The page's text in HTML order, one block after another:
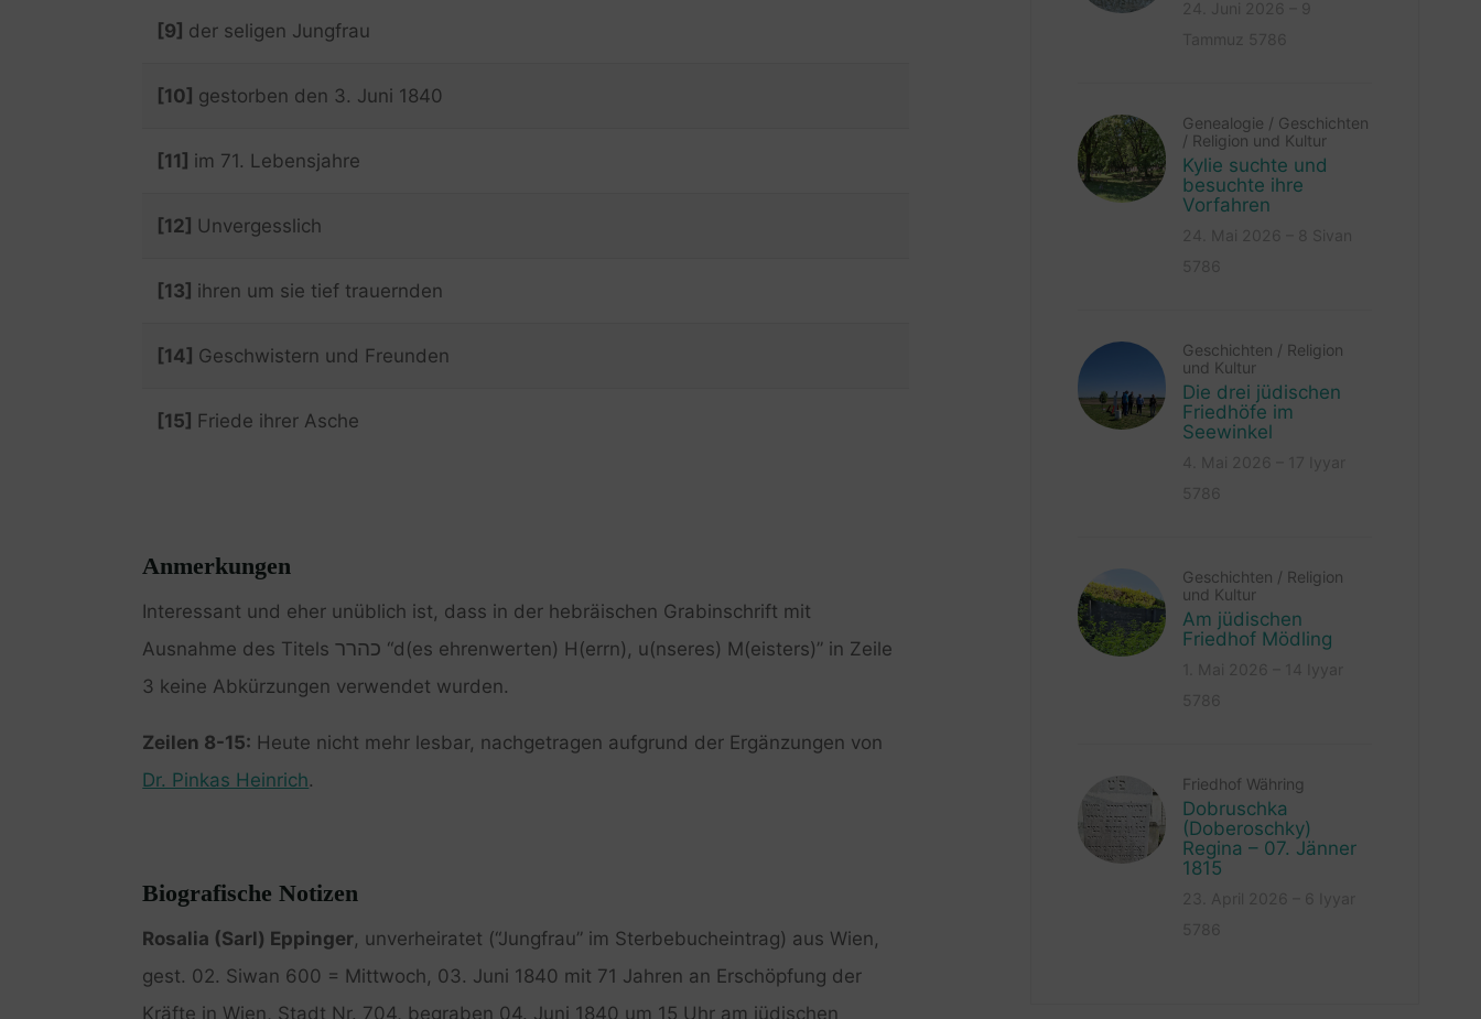
[9] der seligen Jungfrau
[10] gestorben den 3. Juni 1840
[11] im 71. Lebensjahre
[12] Unvergesslich
[13] ihren um sie tief trauernden
[14] Geschwistern und Freunden
[15] Friede ihrer Asche
Anmerkungen
Interessant und eher unüblich ist, dass in der hebräischen Grabinschrift mit
Ausnahme des Titels כהרר “d(es ehrenwerten) H(errn), u(nseres) M(eisters)” in Zeile
3 keine Abkürzungen verwendet wurden.
Zeilen 8-15: Heute nicht mehr lesbar, nachgetragen aufgrund der Ergänzungen von
Dr. Pinkas Heinrich.
Biografische Notizen
Rosalia (Sarl) Eppinger, unverheiratet (“Jungfrau” im Sterbebucheintrag) aus Wien,
gest. 02. Siwan 600 = Mittwoch, 03. Juni 1840 mit 71 Jahren an Erschöpfung der
Kräfte in Wien, Stadt Nr. 704, begraben 04. Juni 1840 um 15 Uhr am jüdischen
Genealogie / Geschichten
/ Religion und Kultur
Kylie suchte und
besuchte ihre
Vorfahren
Geschichten / Religion
und Kultur
Die drei jüdischen
Friedhöfe im
Seewinkel
Geschichten / Religion
und Kultur
Am jüdischen
Friedhof Mödling
Friedhof Währing
Dobruschka
(Doberoschky)
Regina – 07. Jänner
1815